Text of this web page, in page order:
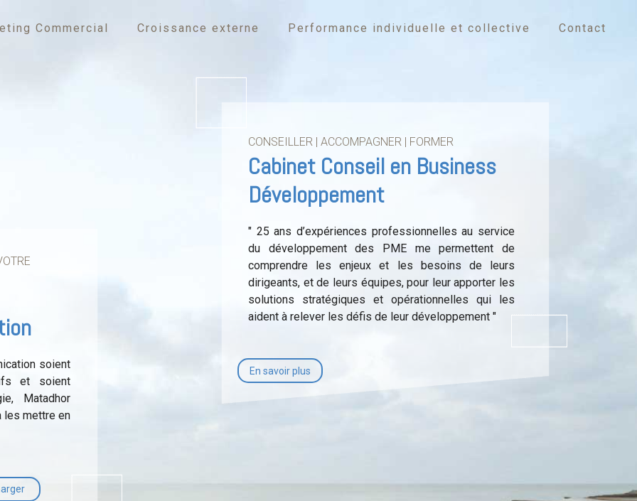
Commercial Croissance externe Performance individuelle et collective Contact
soient
et soient
Matadhor
les mettre en
CONSEILLER | ACCOMPAGNER | FORMER
Cabinet Conseil en Business
Développement
" 25 ans d’expériences professionnelles au service
du développement des PME me permettent de
comprendre les enjeux et les besoins de leurs
dirigeants, et de leurs équipes, pour leur apporter les
solutions stratégiques et opérationnelles qui les
aident à relever les défis de leur développement "
En savoir plus